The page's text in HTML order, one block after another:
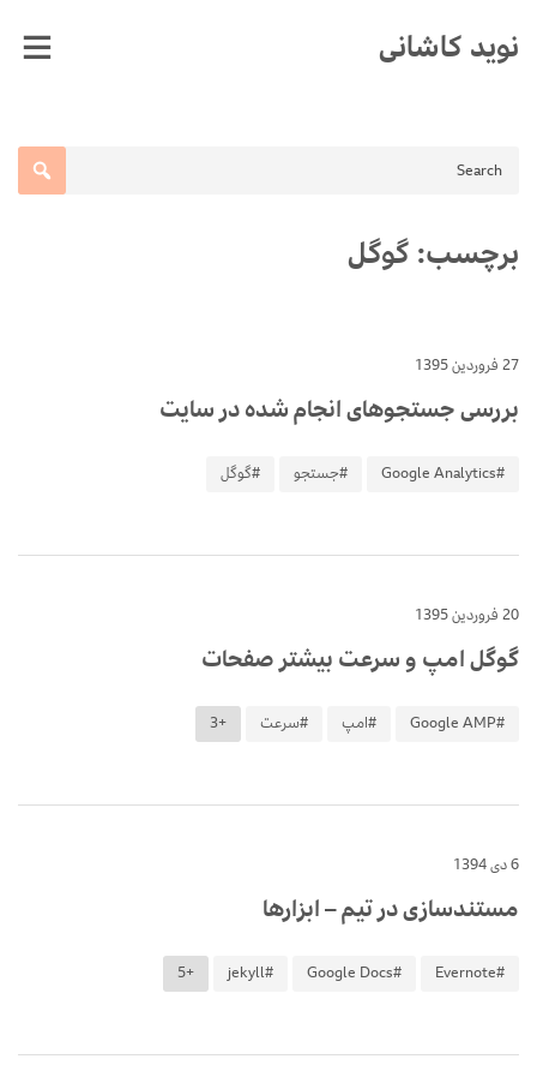
content
نوید کاشانی
برچسب: گوگل
27 فروردین 1395
بررسی جستجوهای انجام شده در سایت
#Google Analytics #جستجو #گوگل
20 فروردین 1395
گوگل امپ و سرعت بیشتر صفحات
#Google AMP #امپ #سرعت +3
6 دی 1394
مستندسازی در تیم – ابزارها
#Evernote
#Google Docs
#jekyll
+5